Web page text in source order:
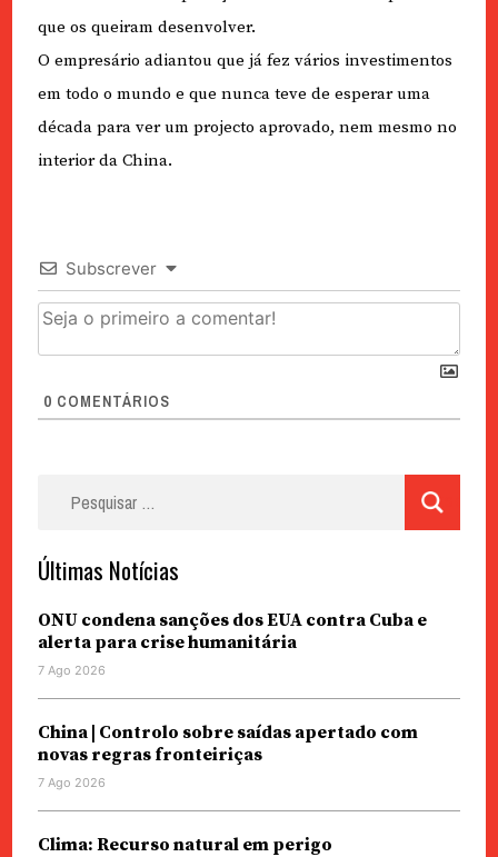
que os queiram desenvolver.
O empresário adiantou que já fez vários investimentos
em todo o mundo e que nunca teve de esperar uma
década para ver um projecto aprovado, nem mesmo no
interior da China.
Subscrever
0 COMENTÁRIOS
Últimas Notícias
ONU condena sanções dos EUA contra Cuba e
alerta para crise humanitária
7 Ago 2026
China | Controlo sobre saídas apertado com
novas regras fronteiriças
7 Ago 2026
Clima: Recurso natural em perigo